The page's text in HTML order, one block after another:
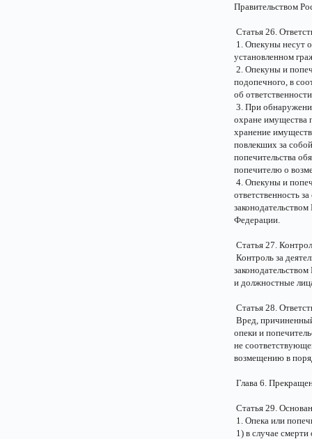
Правительством
Статья 26.
1. Опекуны несут
установленном
2. Опекуны и
подопечного, в
об
3. При
охране имущества
хранение
повлекших за
попечительства
попечителю о
4. Опекуны и
ответственность
Федерации.
Статья 27.
Контроль за
и должностные
Статья 28.
Вред,
опеки и
не
возмещению в
Глава 6.
Статья 29.
1. Опека или
1) в случае